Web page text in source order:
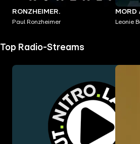
RONZHEIMER.
Paul Ronzheimer
MORD
Leonie
Top Radio-Streams